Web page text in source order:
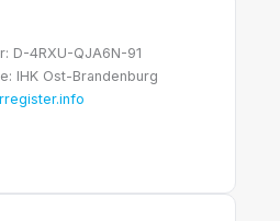
D-4RXU-QJA6N-91
IHK Ost-Brandenburg